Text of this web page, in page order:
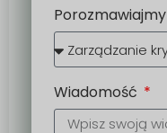
Wiadomość